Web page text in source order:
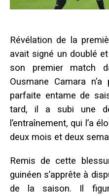
Révélation de la
avait signé un doublé
son premier match
Ousmane Camara
parfaite entame de
tard, il a subi une
l’entraînement, qui l’a
deux mois et deux
Remis de cette
guinéen s’apprête à
de la saison. Il